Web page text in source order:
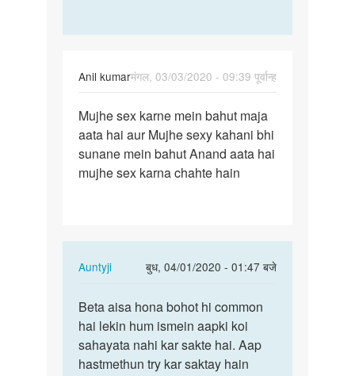
Anil kumarमंगल, 03/03/2020 - 09:39 पूर्वान्ह
Mujhe
sex
karne
mein
Mujhe sex karne mein bahut maja
aata hai aur Mujhe sexy kahani bhi
sunane mein bahut Anand aata hai
mujhe sex karna chahte hain
Auntyji
बुध, 04/01/2020 - 01:47 बजे
In
to
Mujhe
sex
karne
Beta
aisa
hona
bohot
Beta aisa hona bohot hi common
hai lekin hum ismein aapki koi
sahayata nahi kar sakte hai. Aap
hastmethun try kar saktay hain